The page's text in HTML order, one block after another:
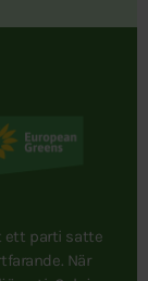
ett parti satte
När